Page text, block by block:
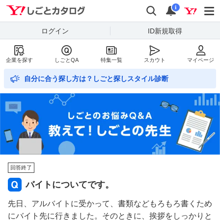
Yahoo!しごとカタログ
検索
通知
i
ログイン ID新規取得
企業を探す しごとQA 特集一覧 スカウト マイページ
自分に合う探し方は？しごと探しスタイル診断
回答終了
バイトについてです。
先日、アルバイトに受かって、書類などもろもろ書くため
にバイト先に行きました。そのときに、挨拶をしっかりと